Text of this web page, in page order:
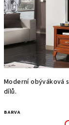
Moderní obýváková
dílů.
BARVA